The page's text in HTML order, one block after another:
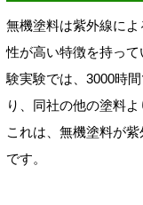
無機塗料は紫外線に
性が高い特徴を持っ
験実験では、3000時
り、同社の他の塗料
これは、無機塗料が
です。